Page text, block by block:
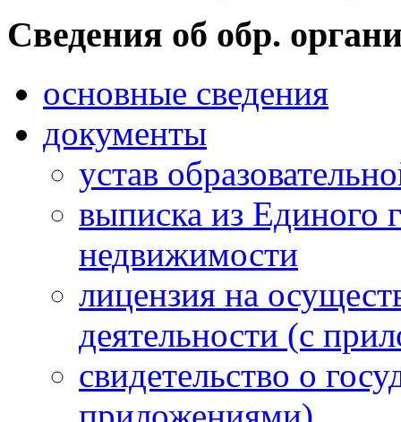
Cведения об обр.
основные сведения
документы
устав
выписка из Единого
недвижимости
лицензия на
деятельности (с
свидетельство о